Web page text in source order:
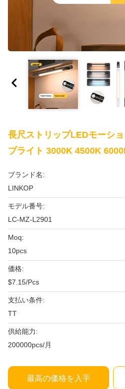
長尺ストリップLEDモーシ
ブライト 3000K 4500K
ブランド名:
LINKOP
モデル番号:
LC-MZ-L2901
Moq:
10pcs
価格:
$7.15/Pcs
支払い条件:
TT
供給能力:
200000pcs/月
最高の価格を入手